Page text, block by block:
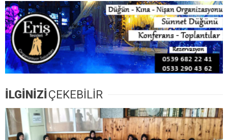
İLGİNİZİÇEKEBİLİR